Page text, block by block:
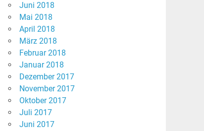
Juni 2018
Mai 2018
April 2018
März 2018
Februar 2018
Januar 2018
Dezember 2017
November 2017
Oktober 2017
Juli 2017
Juni 2017